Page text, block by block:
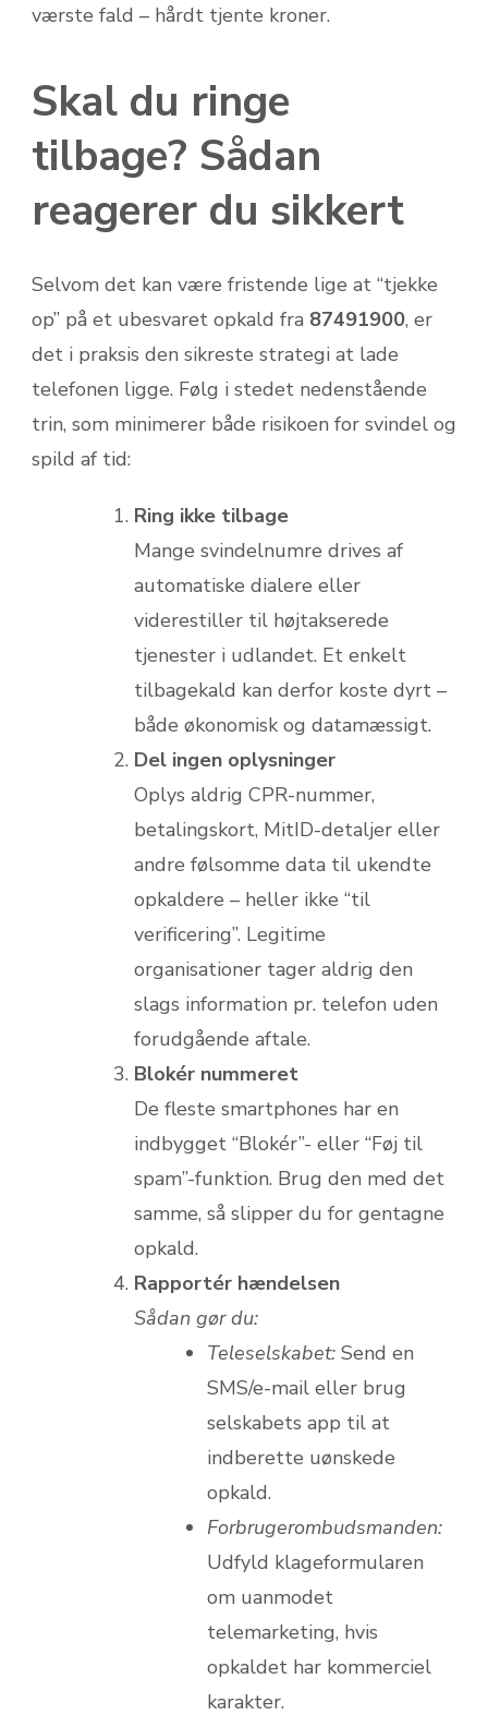
værste fald – hårdt tjente kroner.
Skal du ringe
tilbage? Sådan
reagerer du sikkert
Selvom det kan være fristende lige at “tjekke
op” på et ubesvaret opkald fra 87491900, er
det i praksis den sikreste strategi at lade
telefonen ligge. Følg i stedet nedenstående
trin, som minimerer både risikoen for svindel og
spild af tid:
Ring ikke tilbage
Mange svindelnumre drives af
automatiske dialere eller
viderestiller til højtakserede
tjenester i udlandet. Et enkelt
tilbagekald kan derfor koste dyrt –
både økonomisk og datamæssigt.
Del ingen oplysninger
Oplys aldrig CPR-nummer,
betalingskort, MitID-detaljer eller
andre følsomme data til ukendte
opkaldere – heller ikke “til
verificering”. Legitime
organisationer tager aldrig den
slags information pr. telefon uden
forudgående aftale.
Blokér nummeret
De fleste smartphones har en
indbygget “Blokér”- eller “Føj til
spam”-funktion. Brug den med det
samme, så slipper du for gentagne
opkald.
Rapportér hændelsen
Sådan gør du:
Teleselskabet: Send en
SMS/e-mail eller brug
selskabets app til at
indberette uønskede
opkald.
Forbrugerombudsmanden:
Udfyld klageformularen
om uanmodet
telemarketing, hvis
opkaldet har kommerciel
karakter.